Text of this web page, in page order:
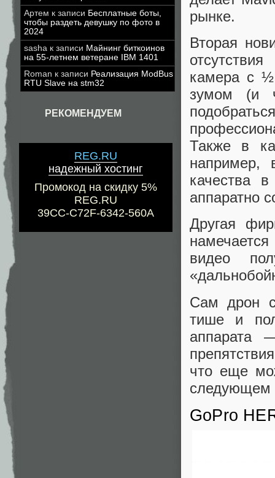
Артем к записи Бесплатные боты,
чтобы раздеть девушку по фото в
2024
sasha к записи Майнинг биткоинов
на 55-летнем ветеране IBM 1401
Roman к записи Реализация ModBus
RTU Slave на stm32
РЕКОМЕНДУЕМ
REG.RU
надежный хостинг
Промокод на скидку 5%
REG.RU
39CC-C72F-6342-560A
рынке.
Вторая
камера с
зумом (и
Также в
например,
качества
аппаратно
Другая
видео
Сам дрон
тише и
аппарата
что еще
следующем
GoPro